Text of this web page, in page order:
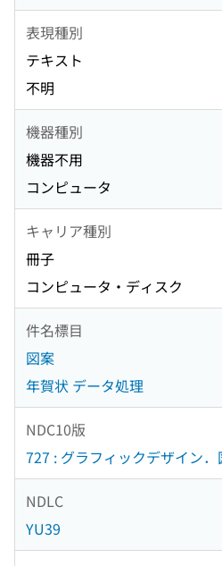
表現種別
テキスト
不明
機器種別
機器不用
コンピュータ
キャリア種別
冊子
コンピュータ・ディスク
件名標目
図案
年賀状 データ処理
NDC10版
727 : グラフィックデザイン．
NDLC
YU39